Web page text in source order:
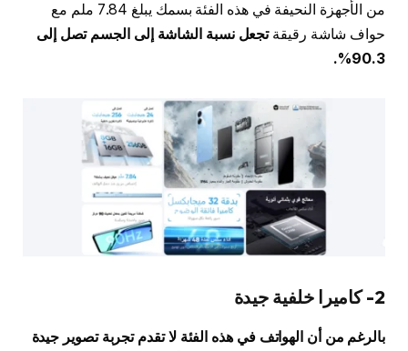
من الأجهزة النحيفة في هذه الفئة بسمك يبلغ 7.84 ملم مع
حواف شاشة رقيقةتجعل نسبة الشاشة إلى الجسم تصل إلى
90.3%.
2- كاميرا خلفية جيدة
بالرغم من أن الهواتف في هذه الفئة لا تقدم تجربة تصوير جيدة